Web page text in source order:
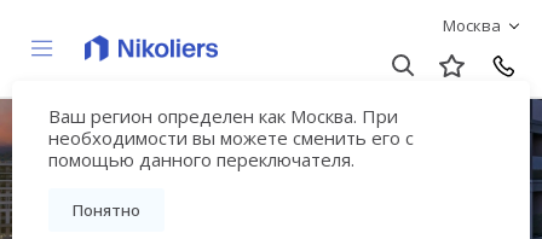
Москва
Ваш регион определен как Москва. При
необходимости вы можете сменить его с
помощью данного переключателя.
Понятно
Нескучный сад
Вернуться на страницу гостиничного